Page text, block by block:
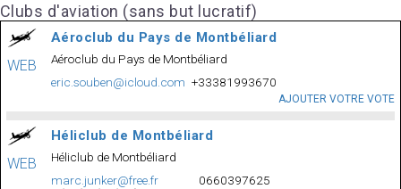
Clubs d'aviation (sans but lucratif)
WEB
Aéroclub du Pays de Montbéliard
Aéroclub du Pays de Montbéliard
eric.souben@icloud.com +33381993670
AJOUTER VOTRE VOTE
WEB
Héliclub de Montbéliard
Héliclub de Montbéliard
marc.junker@free.fr
0660397625